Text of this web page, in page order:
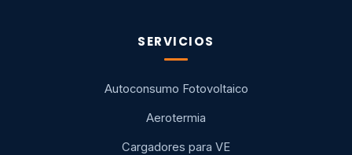
SERVICIOS
Autoconsumo Fotovoltaico
Aerotermia
Cargadores para VE